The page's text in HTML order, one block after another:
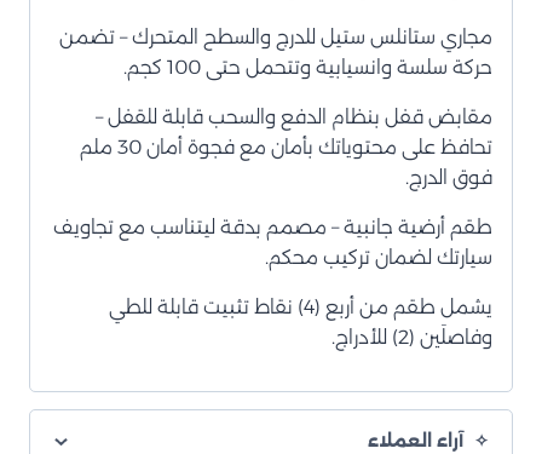
مجاري ستانلس ستيل للدرج والسطح المتحرك – تضمن
حركة سلسة وانسيابية وتتحمل حتى 100 كجم.
مقابض قفل بنظام الدفع والسحب قابلة للقفل –
تحافظ على محتوياتك بأمان مع فجوة أمان 30 ملم
فوق الدرج.
طقم أرضية جانبية – مصمم بدقة ليتناسب مع تجاويف
سيارتك لضمان تركيب محكم.
يشمل طقم من أربع (4) نقاط تثبيت قابلة للطي
وفاصلَين (2) للأدراج.
آراء العملاء